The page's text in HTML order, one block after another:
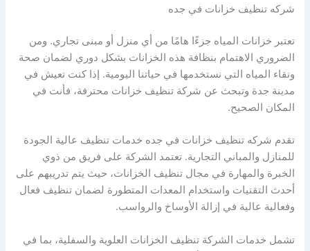
شركه تنظيف خزانات في جده
تعتبر خزانات المياه جزءًا هامًا من أي منزل أو مبنى تجاري. ومن
الضروري الاهتمام بنظافة هذه الخزانات بشكل دوري لضمان صحة
ونقاء المياه التي نستخدمها في حياتنا اليومية. إذا كنت تعيش في
مدينة جدة وتبحث عن شركة تنظيف خزانات محترفة، فأنت في
المكان الصحيح.
تقدم شركه تنظيف خزانات في جده خدمات تنظيف عالية الجودة
للمنازل والمباني التجارية. تعتمد الشركة على فريق من ذوي
الخبرة والمهارة في مجال تنظيف الخزانات، حيث يتم تدريبهم على
أحدث التقنيات واستخدام المعدات المتطورة لضمان تنظيف فعال
وفعالية عالية في إزالة الأوساخ والرواسب.
تشمل خدمات الشركة تنظيف الخزانات العلوية والسفلية، بما في